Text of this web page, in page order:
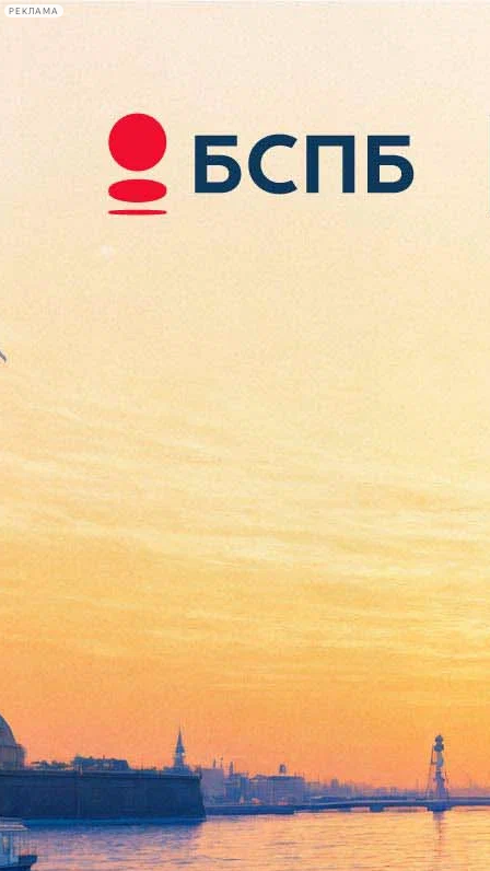
РЕКЛАМА
Сегодня:
2026.08.09
13:58
Афиша Plus